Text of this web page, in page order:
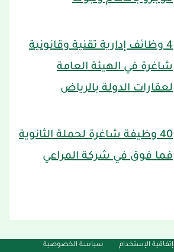
4 وظائف إدارية تقنية وقانونية
شاغرة في الهيئة العامة
لعقارات الدولة بالرياض
40 وظيفة شاغرة لحملة الثانوية
فما فوق في شركة المراعي
إتفاقية الإستخدام سياسة الخصوصية